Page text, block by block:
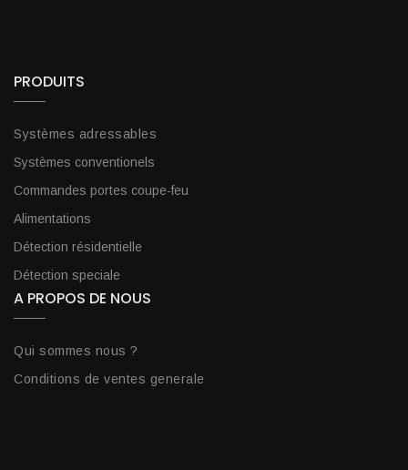
PRODUITS
Systèmes adressables
Systèmes conventionels
Commandes portes coupe-feu
Alimentations
Détection résidentielle
Détection speciale
A PROPOS DE NOUS
Qui sommes nous ?
Conditions de ventes generale